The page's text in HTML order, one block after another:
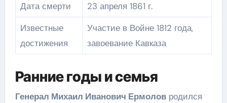
Дата смерти
23 апреля 1861 г.
Известные
достижения
Участие в Войне 1812 года,
завоевание Кавказа
Ранние годы и семья
Генерал Михаил Иванович Ермоловродился